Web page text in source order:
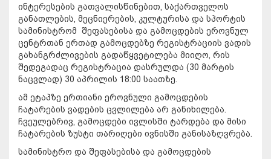
ინტერესების გათვალისწინებით, საქართველოს
განათლების, მეცნიერების, კულტურისა და სპორტის
სამინისტრომ შეფასებისა და გამოცდების ეროვნულ
ცენტრთან ერთად გამოცდებზე რეგისტრაციის ვადის
გახანგრძლივების გადაწყვეტილება მიიღო, რის
შედეგადაც რეგისტრაცია დასრულდა (30 მარტის
ნაცვლად) 30 აპრილის 18:00 საათზე.
ამ ეტაპზე ერთიანი ეროვნული გამოცდების
ჩატარების ვადების ცვლილება არ განიხილება.
ჩვეულებრივ, გამოცდები ივლისში ტარდება და მისი
ჩატარების ზუსტი თარიღები ივნისში განისაზღვრება.
სამინისტრო და შეფასებისა და გამოცდების